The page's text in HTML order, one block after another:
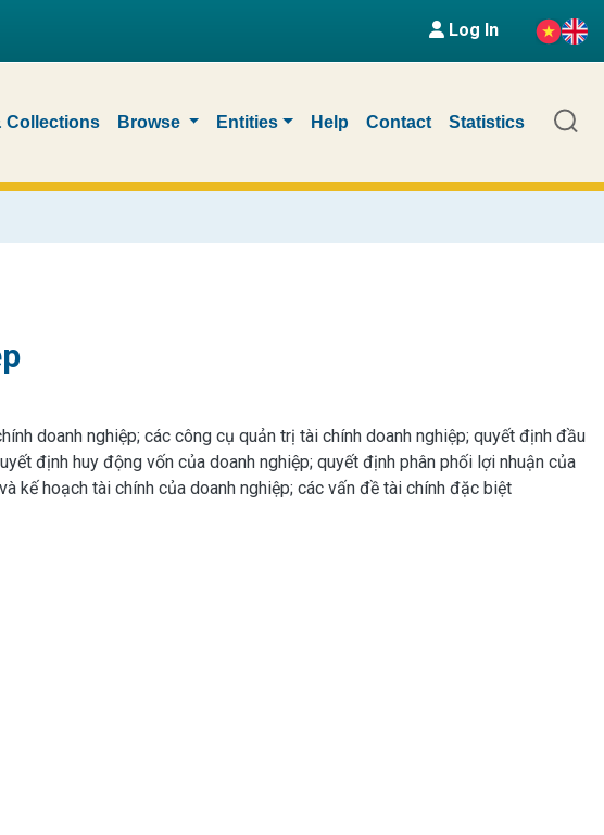
Log In
Collections Browse Entities Help Contact Statistics
doanh nghiệp; các công cụ quản trị tài chính doanh nghiệp; quyết định đầu
định huy động vốn của doanh nghiệp; quyết định phân phối lợi nhuận của
kế hoạch tài chính của doanh nghiệp; các vấn đề tài chính đặc biệt